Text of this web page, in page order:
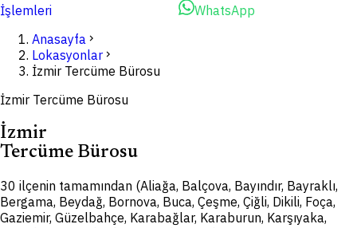
İşlemleri
WhatsApp
Anasayfa chevron_right
Lokasyonlar chevron_right
İzmir Tercüme Bürosu
İzmir Tercüme Bürosu
İzmir
Tercüme Bürosu
30 ilçenin tamamından (Aliağa, Balçova, Bayındır, Bayraklı,
Bergama, Beydağ, Bornova, Buca, Çeşme, Çiğli, Dikili, Foça,
Gaziemir, Güzelbahçe, Karabağlar, Karaburun, Karşıyaka,